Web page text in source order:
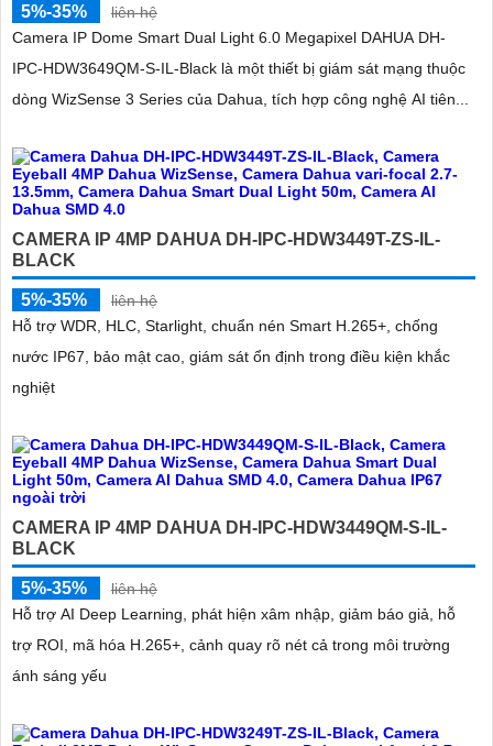
5%-35%
liên hệ
Camera IP Dome Smart Dual Light 6.0 Megapixel DAHUA DH-
IPC-HDW3649QM-S-IL-Black là một thiết bị giám sát mạng thuộc
dòng WizSense 3 Series của Dahua, tích hợp công nghệ AI tiên...
CAMERA IP 4MP DAHUA DH-IPC-HDW3449T-ZS-IL-
BLACK
5%-35%
liên hệ
Hỗ trợ WDR, HLC, Starlight, chuẩn nén Smart H.265+, chống
nước IP67, bảo mật cao, giám sát ổn định trong điều kiện khắc
nghiệt
CAMERA IP 4MP DAHUA DH-IPC-HDW3449QM-S-IL-
BLACK
5%-35%
liên hệ
Hỗ trợ AI Deep Learning, phát hiện xâm nhập, giảm báo giả, hỗ
trợ ROI, mã hóa H.265+, cảnh quay rõ nét cả trong môi trường
ánh sáng yếu